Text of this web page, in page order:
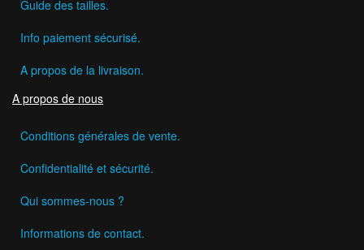
Guide des tailles.
Info paiement sécurisé.
A propos de la livraison.
A propos de nous
Conditions générales de vente.
Confidentialité et sécurité.
Qui sommes-nous ?
Informations de contact.